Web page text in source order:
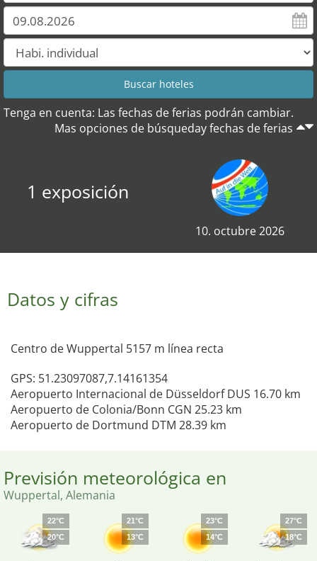
Tenga en cuenta: Las fechas de ferias podrán cambiar.
Mas opciones de búsqueday fechas de ferias
1 exposición
10. octubre 2026
Datos y cifras
Centro de Wuppertal 5157 m línea recta
GPS: 51.23097087,7.14161354
Aeropuerto Internacional de Düsseldorf DUS 16.70 km
Aeropuerto de Colonia/Bonn CGN 25.23 km
Aeropuerto de Dortmund DTM 28.39 km
Previsión meteorológica en
Wuppertal, Alemania
22°C
20°C
21°C
13°C
23°C
14°C
27°C
18°C